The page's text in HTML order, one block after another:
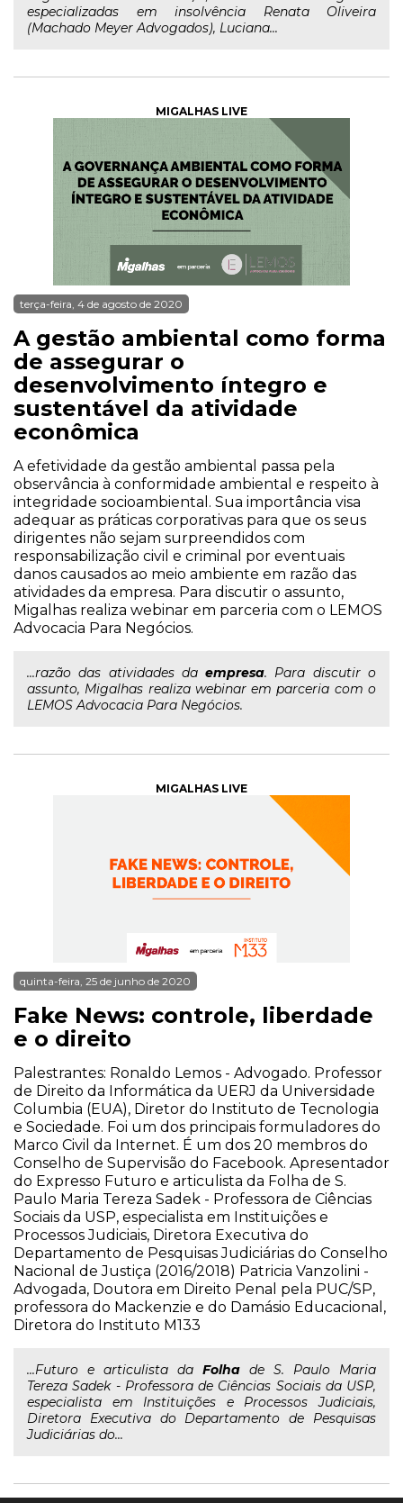
especializadas em insolvência Renata Oliveira
(Machado Meyer Advogados), Luciana...
MIGALHAS LIVE
terça-feira, 4 de agosto de 2020
A gestão ambiental como forma
de assegurar o
desenvolvimento íntegro e
sustentável da atividade
econômica
A efetividade da gestão ambiental passa pela
observância à conformidade ambiental e respeito à
integridade socioambiental. Sua importância visa
adequar as práticas corporativas para que os seus
dirigentes não sejam surpreendidos com
responsabilização civil e criminal por eventuais
danos causados ao meio ambiente em razão das
atividades da empresa. Para discutir o assunto,
Migalhas realiza webinar em parceria com o LEMOS
Advocacia Para Negócios.
...razão das atividades daempresa. Para discutir o
assunto, Migalhas realiza webinar em parceria com o
LEMOS Advocacia Para Negócios.
MIGALHAS LIVE
quinta-feira, 25 de junho de 2020
Fake News: controle, liberdade
e o direito
Palestrantes: Ronaldo Lemos - Advogado. Professor
de Direito da Informática da UERJ da Universidade
Columbia (EUA), Diretor do Instituto de Tecnologia
e Sociedade. Foi um dos principais formuladores do
Marco Civil da Internet. É um dos 20 membros do
Conselho de Supervisão do Facebook. Apresentador
do Expresso Futuro e articulista da Folha de S.
Paulo Maria Tereza Sadek - Professora de Ciências
Sociais da USP, especialista em Instituições e
Processos Judiciais, Diretora Executiva do
Departamento de Pesquisas Judiciárias do Conselho
Nacional de Justiça (2016/2018) Patricia Vanzolini -
Advogada, Doutora em Direito Penal pela PUC/SP,
professora do Mackenzie e do Damásio Educacional,
Diretora do Instituto M133
...Futuro e articulista da Folha de S. Paulo Maria
Tereza Sadek - Professora de Ciências Sociais da USP,
especialista em Instituições e Processos Judiciais,
Diretora Executiva do Departamento de Pesquisas
Judiciárias do...